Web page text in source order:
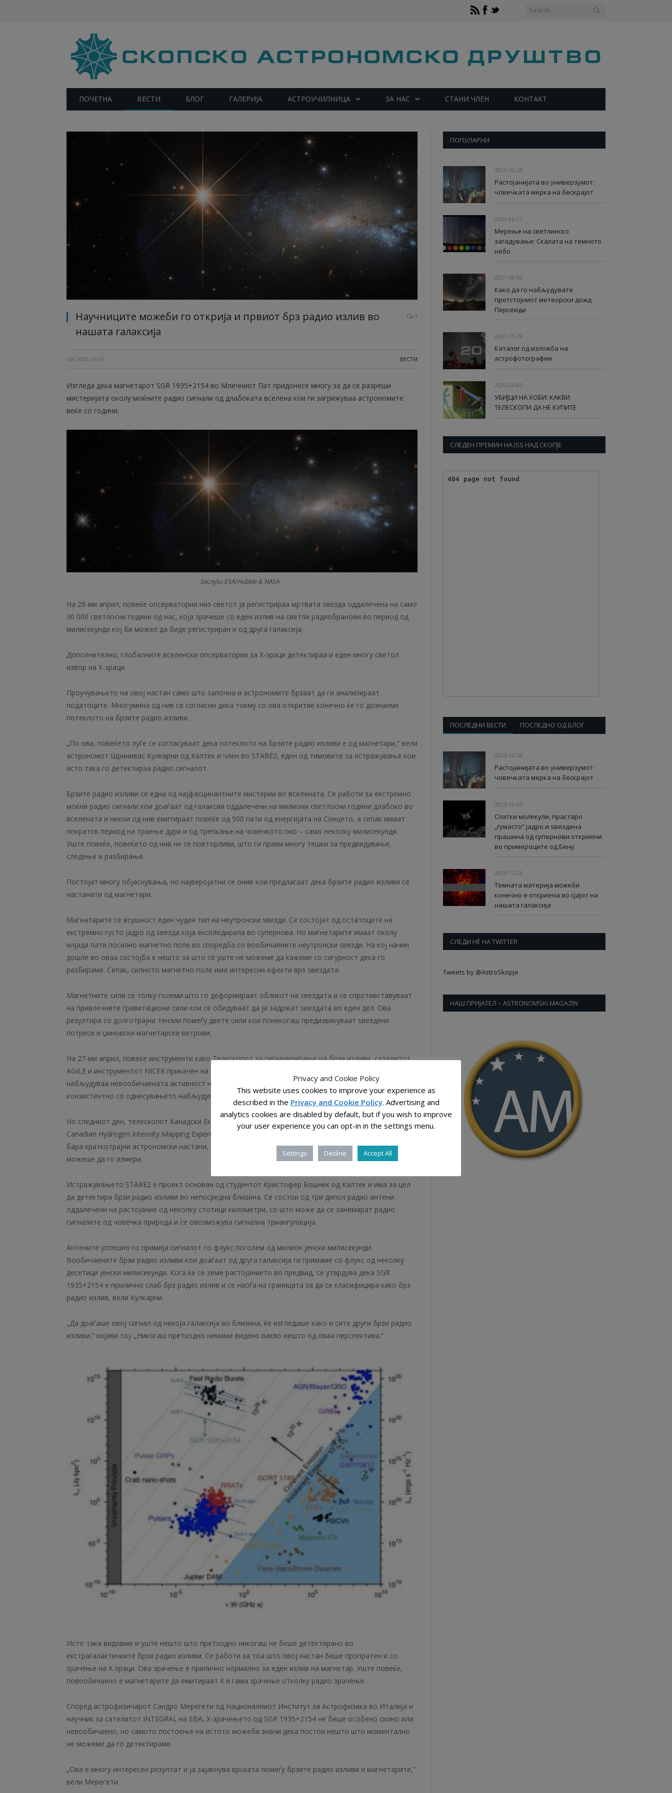
ПОЧЕТНА ВЕСТИ БЛОГ ГАЛЕРИЈА АСТРОУЧИЛНИЦА ЗА НАС СТАНИ ЧЛЕН КОНТАКТ
Научниците можеби го открија и првиот брз радио излив во
нашата галаксија
0
ON 2020-05-05 ВЕСТИ
Изгледа дека магнетарот SGR 1935+2154 во Млечниот Пат придонесе многу за да се разреши
мистеријата околу моќните радио сигнали од длабоката вселена кои ги загрижуваа астрономите
веќе со години.
Заслуги: ESA/Hubble & NASA
На 28-ми април, повеќе опсерватории низ светот ја регистрираа мртвата ѕвезда оддалечена на само
30 000 светлосни години од нас, која зрачеше со еден излив на светли радиобранови во период од
милисекунди кој би можел да биде регистриран и од друга галаксија.
Дополнително, глобалните вселенски опсерватории за X-зраци детектираа и еден многу светол
извор на X-зраци.
Проучувањето на овој настан само што започна и астрономите брзаат да ги анализираат
податоците. Многумина од нив се согласни дека токму со ова откритие конечно ќе го дознаеме
потеклото на брзите радио изливи.
„По ова, повеќето луѓе се согласуваат дека потеклото на брзите радио изливи е од магнетари,“ вели
астрономот Шринивас Кулкарни од Калтек и член во STARE2, еден од тимовите за истражување кои
исто така го детектираа радио сигналот.
Брзите радио изливи се една од најфасцинантните мистерии во вселената. Се работи за екстремно
моќни радио сигнали кои доаѓаат од галаксии оддалечени на милиони светлосни години длабоко во
вселената и некои од нив емитираат повеќе од 500 пати од енергијата на Сонцето, а сепак имаат
пократок период на траење дури и од трепкање на човечкото око – само неколку милисекунди.
Уште повеќе, повеќето од нив не се повторливи, што ги прави многу тешки за предвидување,
следење и разбирање.
Постојат многу објаснувања, но најверојатни се оние кои предлагаат дека брзите радио изливи се
настанати од магнетари.
Магнатарите се всушност еден чуден тип на неутронски ѕвезди. Се состојат од остатоците на
екстремно густо јадро од ѕвезда која експлодирала во супернова. Но магнетарите имаат околу
илјада пати посилно магнетно поле во споредба со вообичаените неутронски ѕвезди. На кој начин
дошле во оваа состојба е нешто за што сѐ уште не можеме да кажеме со сигурност дека го
разбираме. Сепак, силното магнетно поле има интересни ефекти врз ѕвездата.
Магнетните сили се толку големи што го деформираат обликот на ѕвездата и се спротивставуваат
на привлечните гравитациони сили кои се обидуваат да ја задржат ѕвездата во еден дел. Ова
резултира со долготрајни тензии помеѓу двете сили кои понекогаш предизвикуваат ѕвездени
потреси и џиновски магнетарски ветрови.
На 27-ми април, повеќе инструменти како Телескопот за сигнализирање на брзи изливи, сателитот
AGILE и инструментот NICER прикачен на Интернационалната Вселенска Станица, ја детектираа и
набљудуваа невообичаената активност на SGR 1935+2154. На почетокот сѐ изгледаше нормално и
конзистентно со однесувањето набљудувано кај други магнетари.
Но следниот ден, телескопот Канадски Експеримент за Мапирање на Интензитет на Водород (анг.
Canadian Hydrogen Intensity Mapping Experiment – CHIME), дизајниран да го набљудува небото и да
бара краткотрајни астрономски настани, детектираше толку моќен сигнал што системот едвај
можеше да го измери.
Истражувањето STARE2 е проект основан од студентот Кристофер Бошнек од Калтек и има за цел
да детектира брзи радио изливи во непосредна близина. Се состои од три дипол радио антени
оддалечени на растојание од неколку стотици километри, со што може да се занемарат радио
сигналите од човечка природа и се овозможува сигнална триангулација.
Антените успешно го примија сигналот со флукс поголем од милион јенски милисекунди.
Вообичаените брзи радио изливи кои доаѓаат од друга галаксија ги примаме со флукс од неколку
десетици јенски милисекунди. Кога ќе се земе растојанието во предвид, се утврдува дека SGR
1935+2154 е прилично слаб брз радио излив и се наоѓа на границата за да се класифицира како брз
радио излив, вели Кулкарни.
„Да доаѓаше овој сигнал од некоја галаксија во близина, ќе изгледаше како и сите други брзи радио
изливи,“ изјави тој. „Никогаш претходно немаме видено вакво нешто од оваа перспектива.“
Исто така видовме и уште нешто што претходно никогаш не беше детектирано во
екстрагалактичките брзи радио изливи. Се работи за тоа што овој настан беше пропратен и со
зрачење на X-зраци. Ова зрачење е прилично нормално за еден излив на магнетар. Уште повеќе,
повообичаено е магнетарите да емитираат X и гама зрачење отколку радио зрачење.
Според астрофизичарот Сандро Мерегети од Националниот Институт за Астрофизика во Италија и
научник за сателитот INTEGRAL на ЕВА, X-зрачењето од SGR 1935+2154 не беше особено силно или
невообичаено, но самото постоење на истото можеби значи дека постои нешто што моментално
не можеме да го детектираме.
„Ова е многу интересен резултат и ја зајакнува врската помеѓу брзите радио изливи и магнетарите,“
вели Мерегети
ПОПУЛАРНИ
2025-12-28
Растојанијата во универзумот:
човечката мерка на бескрајот
2024-06-21
Мерење на светлинско
загадување: Скалата на темното
небо
2021-08-08
Како да го набљудувате
претстојниот метеорски дожд
Персеиди
2020-11-29
Каталог од изложба на
астрофотографии
2020-06-05
УБИЈЦИ НА ХОБИ: КАКВИ
ТЕЛЕСКОПИ ДА НЕ КУПИТЕ
СЛЕДЕН ПРЕМИН НА ISS НАД СКОПЈЕ
ПОСЛЕДНИ ВЕСТИ ПОСЛЕДНО ОД БЛОГ
2025-12-28
Растојанијата во универзумот:
човечката мерка на бескрајот
2025-12-03
Слатки молекули, прастаро
„гумасто“ јадро и ѕвездена
прашина од супернови откриени
во примероците од Бену
2025-11-26
Темната материја можеби
конечно е откриена во сјајот на
нашата галаксија
СЛЕДИ НÈ НА TWITTER
Tweets by @AstroSkopje
НАШ ПРИЈАТЕЛ – ASTRONOMSKI MAGAZIN
Privacy and Cookie Policy
This website uses cookies to improve your experience as
described in the Privacy and Cookie Policy. Advertising and
analytics cookies are disabled by default, but if you wish to improve
your user experience you can opt-in in the settings menu.
Settings Decline Accept All